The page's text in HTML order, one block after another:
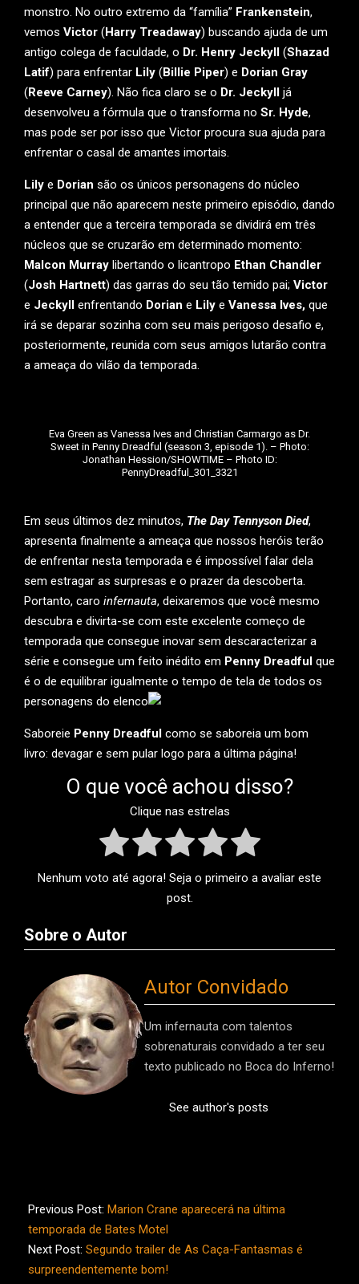
monstro. No outro extremo da “família” Frankenstein,
vemos Victor (Harry Treadaway) buscando ajuda de um
antigo colega de faculdade, o Dr. Henry Jeckyll (Shazad
Latif) para enfrentar Lily (Billie Piper) e Dorian Gray
(Reeve Carney). Não fica claro se o Dr. Jeckyll já
desenvolveu a fórmula que o transforma no Sr. Hyde,
mas pode ser por isso que Victor procura sua ajuda para
enfrentar o casal de amantes imortais.
Lily e Dorian são os únicos personagens do núcleo
principal que não aparecem neste primeiro episódio, dando
a entender que a terceira temporada se dividirá em três
núcleos que se cruzarão em determinado momento:
Malcon Murray libertando o licantropo Ethan Chandler
(Josh Hartnett) das garras do seu tão temido pai; Victor
e Jeckyll enfrentando Dorian e Lily e Vanessa Ives, que
irá se deparar sozinha com seu mais perigoso desafio e,
posteriormente, reunida com seus amigos lutarão contra
a ameaça do vilão da temporada.
Eva Green as Vanessa Ives and Christian Carmargo as Dr.
Sweet in Penny Dreadful (season 3, episode 1). – Photo:
Jonathan Hession/SHOWTIME – Photo ID:
PennyDreadful_301_3321
Em seus últimos dez minutos, The Day Tennyson Died,
apresenta finalmente a ameaça que nossos heróis terão
de enfrentar nesta temporada e é impossível falar dela
sem estragar as surpresas e o prazer da descoberta.
Portanto, caro infernauta, deixaremos que você mesmo
descubra e divirta-se com este excelente começo de
temporada que consegue inovar sem descaracterizar a
série e consegue um feito inédito em Penny Dreadful que
é o de equilibrar igualmente o tempo de tela de todos os
personagens do elenco
Saboreie Penny Dreadful como se saboreia um bom
livro: devagar e sem pular logo para a última página!
O que você achou disso?
Clique nas estrelas
Nenhum voto até agora! Seja o primeiro a avaliar este
post.
Sobre o Autor
Autor Convidado
Um infernauta com talentos
sobrenaturais convidado a ter seu
texto publicado no Boca do Inferno!
See author's posts
05-
18
Previous Post: Marion Crane aparecerá na última
temporada de Bates Motel
Next Post: Segundo trailer de As Caça-Fantasmas é
surpreendentemente bom!